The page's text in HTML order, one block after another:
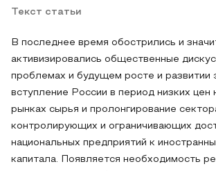
Текст статьи
В последнее время обострились и
активизировались общественные
проблемах и будущем росте и
вступление России в период низких цен
рынках сырья и пролонгирование
контролирующих и ограничивающих
национальных предприятий к
капитала. Появляется необходимость